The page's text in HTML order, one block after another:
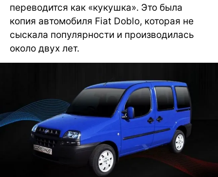
переводится как «кукушка». Это была
копия автомобиля Fiat Doblo, которая не
сыскала популярности и производилась
около двух лет.